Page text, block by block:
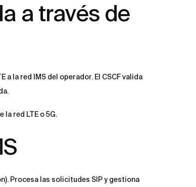
a través de
a la red IMS del operador. El CSCF valida
red LTE o 5G.
Procesa las solicitudes SIP y gestiona